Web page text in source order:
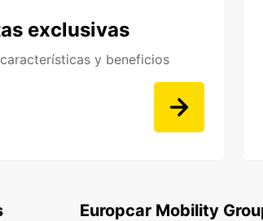
exclusivas
y beneficios
Europcar Mobility